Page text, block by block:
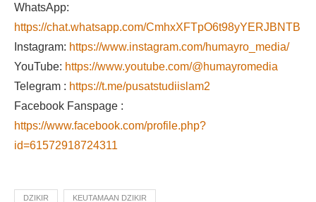
WhatsApp:
https://chat.whatsapp.com/CmhxXFTpO6t98yYERJBNTB
Instagram: https://www.instagram.com/humayro_media/
YouTube: https://www.youtube.com/@humayromedia
Telegram : https://t.me/pusatstudiislam2
Facebook Fanspage :
https://www.facebook.com/profile.php?
id=61572918724311
DZIKIR KEUTAMAAN DZIKIR